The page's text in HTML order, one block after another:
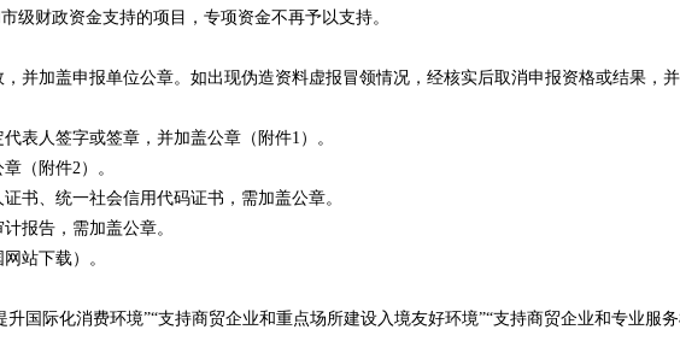
财政资金支持的项目，专项资金不再予以支持。
加盖申报单位公章。如出现伪造资料虚报冒领情况，经核实后取消申报资格或结果，
人签字或签章，并加盖公章（附件1）。
（附件2）。
、统一社会信用代码证书，需加盖公章。
报告，需加盖公章。
站下载）。
际化消费环境”“支持商贸企业和重点场所建设入境友好环境”“支持商贸企业和专业服